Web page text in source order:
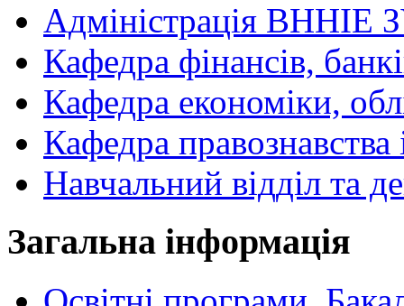
Адміністрація ВННІЕ
Кафедра фінансів,
Кафедра економіки,
Кафедра
Навчальний відділ та
Загальна інформація